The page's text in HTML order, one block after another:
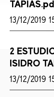
13/12/2019
2
ISIDRO
13/12/2019